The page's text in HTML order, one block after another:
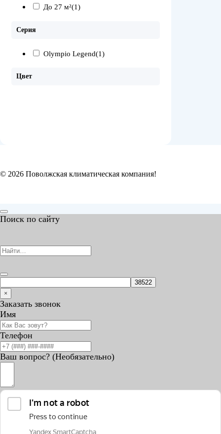
До 27 м²(1)
Серия
Olympio Legend(1)
Цвет
© 2026 Поволжская климатическая компания!
Поиск по сайту
×
Заказать звонок
Имя
Телефон
Ваш вопрос? (Необязательно)